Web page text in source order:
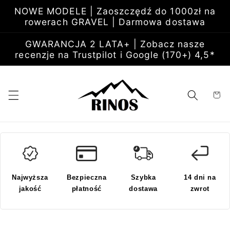
do
treści
NOWE MODELE | Zaoszczędź do 1000zł na
rowerach GRAVEL | Darmowa dostawa
GWARANCJA 2 LATA+ | Zobacz nasze
recenzje na Trustpilot i Google (170+) 4,5*
Koszyk
Najwyższa
jakość
Bezpieczna
płatność
Szybka
dostawa
14 dni na
zwrot